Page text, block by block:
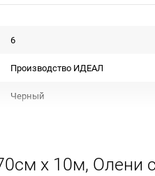
6
Производство ИДЕАЛ
Черный
x 10м,